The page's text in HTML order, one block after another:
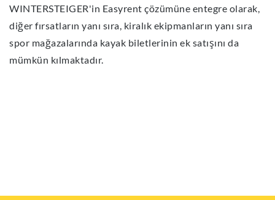
WINTERSTEIGER'in Easyrent çözümüne entegre olarak,
diğer fırsatların yanı sıra, kiralık ekipmanların yanı sıra
spor mağazalarında kayak biletlerinin ek satışını da
mümkün kılmaktadır.